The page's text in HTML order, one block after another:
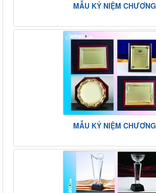
MẪU KỶ NIỆM CHƯƠNG
MẪU KỶ NIỆM CHƯƠNG